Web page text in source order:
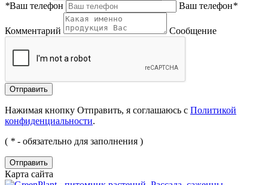
*Ваш телефон Ваш телефон*
Комментарий Сообщение
Нажимая кнопку Отправить, я соглашаюсь с Политикой
конфиденциальности.
( * - обязательно для заполнения )
Отправить
Карта сайта